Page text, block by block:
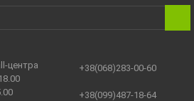
центра
+38(068)283-00-60
+38(099)487-18-64